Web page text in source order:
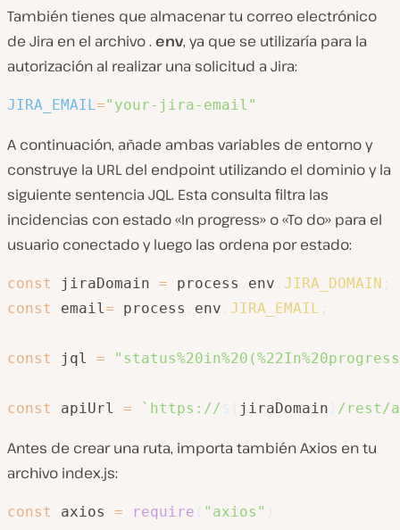
También tienes que almacenar tu correo electrónico
de Jira en el archivo . env, ya que se utilizaría para la
autorización al realizar una solicitud a Jira:
JIRA_EMAIL="your-jira-email"
A continuación, añade ambas variables de entorno y
construye la URL del endpoint utilizando el dominio y la
siguiente sentencia JQL. Esta consulta filtra las
incidencias con estado «In progress» o «To do» para el
usuario conectado y luego las ordena por estado:
const jiraDomain = process env JIRA_DOMAIN
const
email= process env JIRA_EMAIL
const jql =
const apiUrl = ` https:// jiraDomain /rest/
Antes de crear una ruta, importa también Axios en tu
archivo index.js:
const axios = require "axios"